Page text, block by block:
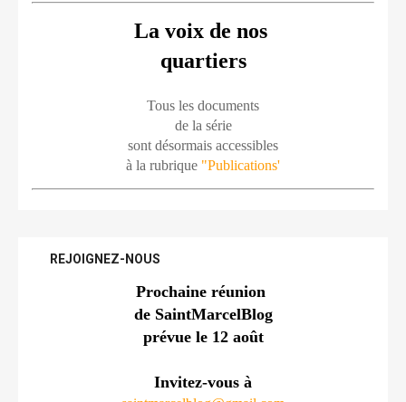
La voix de nos
quartiers
Tous les documents
de la série
sont désormais accessibles
à la rubrique "Publications'
REJOIGNEZ-NOUS
Prochaine réunion
de SaintMarcelBlog
prévue le 12 août
Invitez-vous à